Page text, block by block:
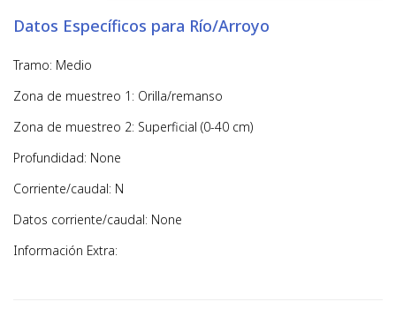
Datos Específicos para Río/Arroyo
Tramo: Medio
Zona de muestreo 1: Orilla/remanso
Zona de muestreo 2: Superficial (0-40 cm)
Profundidad: None
Corriente/caudal: N
Datos corriente/caudal: None
Información Extra: